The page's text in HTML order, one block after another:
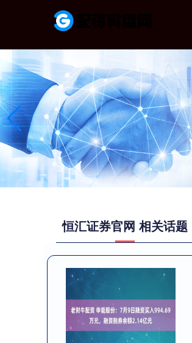
恒汇证券官网 相关话题